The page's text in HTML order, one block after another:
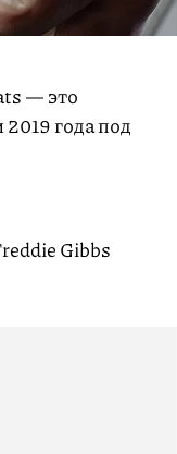
— это
года под
Gibbs